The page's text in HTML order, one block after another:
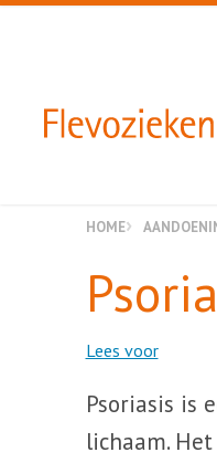
HOME
Lees voor
Psoriasis is
lichaam.